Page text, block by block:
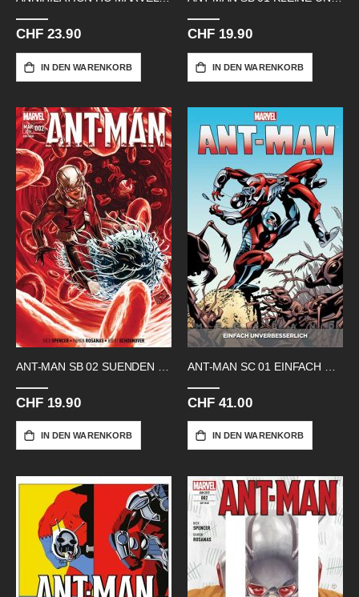
CHF 23.90
IN DEN WARENKORB
CHF 19.90
IN DEN WARENKORB
CHF 19.90
IN DEN WARENKORB
CHF 41.00
IN DEN WARENKORB